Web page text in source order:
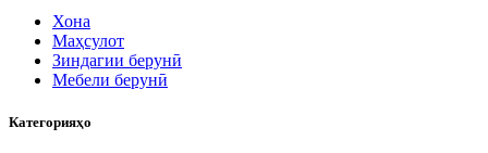
Хона
Маҳсулот
Зиндагии берунӣ
Мебели берунӣ
Категорияҳо